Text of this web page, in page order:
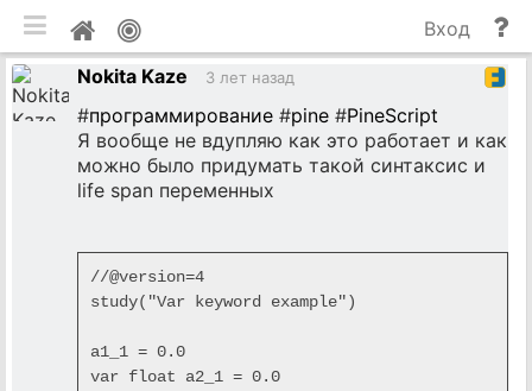
Мой
профиль
и
Вход
Nokita Kaze
3 лет назад
#программирование #pine #PineScript
Я вообще не вдупляю как это работает и как
можно было придумать такой синтаксис и
life span переменных
//@version=4
study("Var keyword example")
a1_1 = 0.0
var float a2_1 = 0.0
мобильная версия